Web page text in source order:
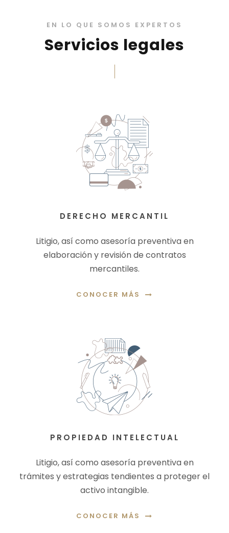
EN LO QUE SOMOS EXPERTOS
Servicios legales
DERECHO MERCANTIL
Litigio, así como asesoría preventiva en
elaboración y revisión de contratos
mercantiles.
CONOCER MÁS
PROPIEDAD INTELECTUAL
Litigio, así como asesoría preventiva en
trámites y estrategias tendientes a proteger el
activo intangible.
CONOCER MÁS